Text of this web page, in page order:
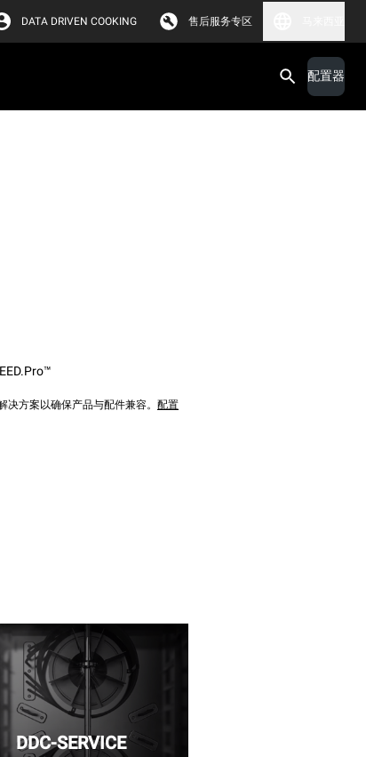
DATA DRIVEN COOKING 售后服务专区
配置器
方案以确保产品与配件兼容。 配置
DDC-SERVICE